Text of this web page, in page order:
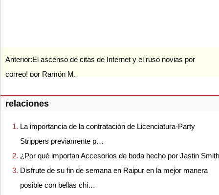
Anterior:El ascenso de citas de Internet y el ruso novias por
correo! por Ramón M.
relaciones
La importancia de la contratación de Licenciatura-Party
Strippers previamente p…
¿Por qué importan Accesorios de boda hecho por Jastin Smith
Disfrute de su fin de semana en Raipur en la mejor manera
posible con bellas chi…